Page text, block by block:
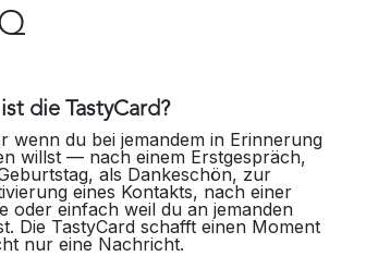
die TastyCard?
wenn du bei jemandem in Erinnerung
willst — nach einem Erstgespräch,
als Dankeschön, zur
eines Kontakts, nach einer
oder einfach weil du an jemanden
Die TastyCard schafft einen Moment
nur eine Nachricht.